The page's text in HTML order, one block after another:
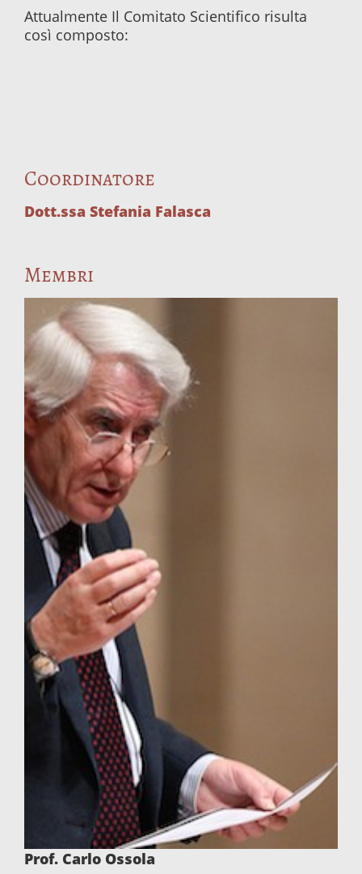
Attualmente Il Comitato Scientifico risulta
così composto:
Coordinatore
Dott.ssa Stefania Falasca
Membri
Prof. Carlo Ossola